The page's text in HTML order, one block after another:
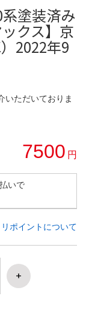
塗装済み
クス】京
2022年9
いただいておりま
7500 円
いで
リポイントについて